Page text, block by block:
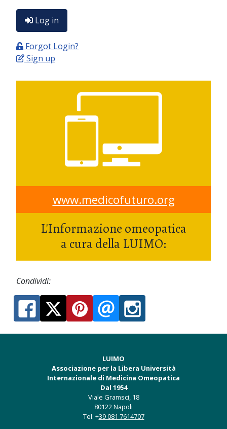
Log in
Forgot Login?
Sign up
www.medicofuturo.org
L'Informazione omeopatica
a cura della LUIMO:
Condividi:
LUIMO
Associazione per la Libera Università
Internazionale di Medicina Omeopatica
Dal 1954
Viale Gramsci, 18
80122 Napoli
Tel. +39 081 7614707